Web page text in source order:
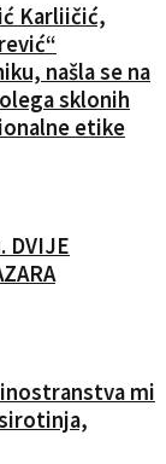
Karliičić,
našla se na
sklonih
etike
DVIJE
mi